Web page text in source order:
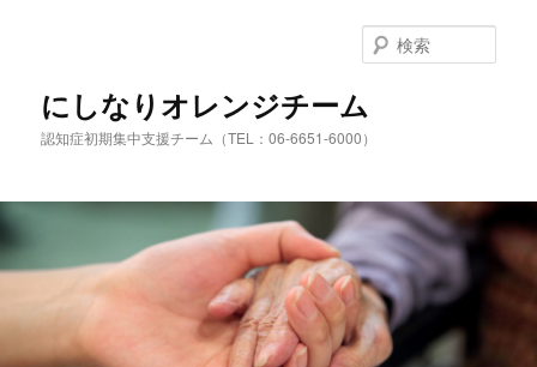
にしなりオレンジチーム
認知症初期集中支援チーム（TEL：06-6651-6000）
索